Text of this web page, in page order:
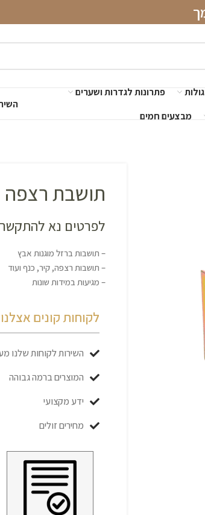
פתרונות לגדרות ושערים
מבצעים חמים
תושבת רצפה 15X15
לפרטים נא
– תושבות ברזל מוגנות אבץ
– תושבות רצפה, קיר, כנף ועוד
– מגיעות במידות שונות
לקוחות קונים
השירות לקוחות שלנו
המוצרים ברמה גבוהה
ידע מקצועי
מחירים זולים